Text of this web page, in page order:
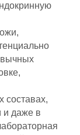
составах,
и даже в